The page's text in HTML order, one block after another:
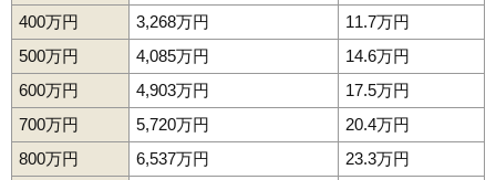
400万円
3,268万円
11.7万円
500万円
4,085万円
14.6万円
600万円
4,903万円
17.5万円
700万円
5,720万円
20.4万円
800万円
6,537万円
23.3万円